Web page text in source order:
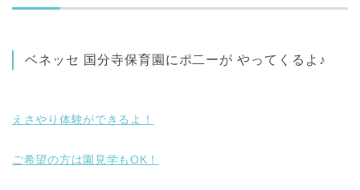
ベネッセ 国分寺保育園にポ二ーが やってくるよ♪
えさやり体験ができるよ！
ご希望の方は園見学もOK！